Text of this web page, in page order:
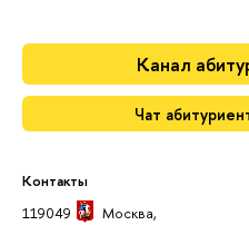
Канал
Чат
Контакты
119049
Москва,